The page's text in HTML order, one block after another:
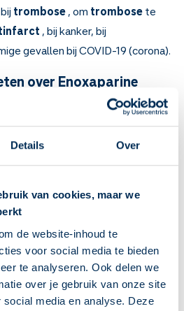
Details Over
van cookies, maar we
de website-inhoud te
voor social media te bieden
te analyseren. Ook delen we
over je gebruik van onze site
media en analyse. Deze
trombose, om trombosete
, bij kanker, bij
gevallen bij COVID-19 (corona).
over Enoxaparine
dat bloed minder makkelijk
Hierdoor heeft u
te behandelen en om trombose
(hartkramp), kanker, na een
En soms bij COVID-19
zelf toe te dienen vlak onder
in de spuit zitten. Vraag
om toelichting.
7 tot 10 dagen na de
hangt af van uw aandoening.